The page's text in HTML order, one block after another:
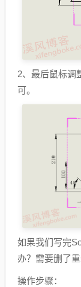
2、最后鼠标调
可。
如果我们写完
办？需要删了
操作步骤：